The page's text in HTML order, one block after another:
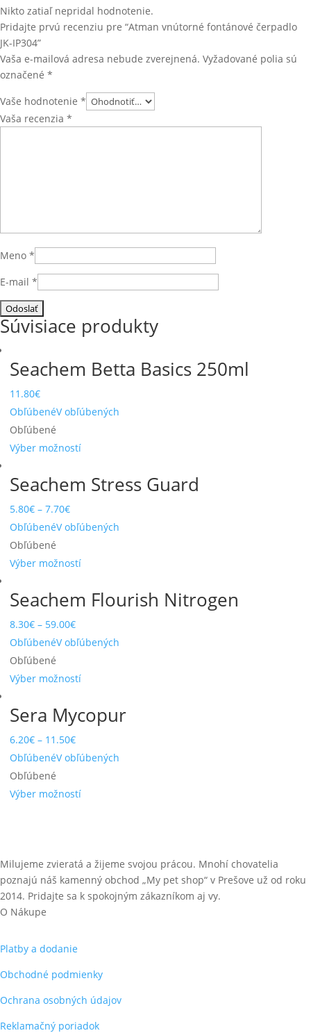
Nikto zatiaľ nepridal hodnotenie.
Pridajte prvú recenziu pre “Atman vnútorné fontánové čerpadlo
JK-IP304”
Vaša e-mailová adresa nebude zverejnená. Vyžadované polia sú
označené *
Vaše hodnotenie *
Vaša recenzia *
Meno *
E-mail *
Súvisiace produkty
Seachem Betta Basics 250ml
11.80€
ObľúbenéV obľúbených
Obľúbené
Výber možností
Seachem Stress Guard
5.80€ – 7.70€
ObľúbenéV obľúbených
Obľúbené
Výber možností
Seachem Flourish Nitrogen
8.30€ – 59.00€
ObľúbenéV obľúbených
Obľúbené
Výber možností
Sera Mycopur
6.20€ – 11.50€
ObľúbenéV obľúbených
Obľúbené
Výber možností
Milujeme zvieratá a žijeme svojou prácou. Mnohí chovatelia
poznajú náš kamenný obchod „My pet shop“ v Prešove už od roku
2014. Pridajte sa k spokojným zákazníkom aj vy.
O Nákupe
Platby a dodanie
Obchodné podmienky
Ochrana osobných údajov
Reklamačný poriadok